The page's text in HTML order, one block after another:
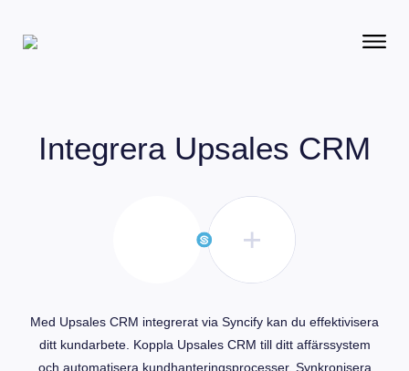
Integrera Upsales CRM
Med Upsales CRM integrerat via Syncify kan du effektivisera
ditt kundarbete. Koppla Upsales CRM till ditt affärssystem
och automatisera kundhanteringsprocesser. Synkronisera